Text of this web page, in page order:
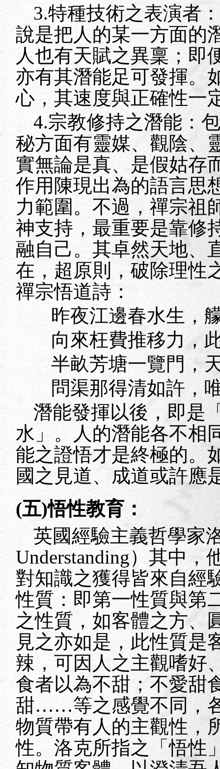
3.特種技術之表演者
說是把人的某一方面的
人也有天賦之異稟；即
亦有其潛能足可發揮。
心，其速度與正確性一
4.宗教修持之潛能：
秘方面有靈媒、觀陰、
實無論是真、是假姑存
作用陳現出為的語言思
力範圍。不過，禪宗祖
神支持，最重要是靠修
融自己。其卓然天地、
在，超原則，破除理性
禪宗悟道詩：
昨夜江邊春水生，
向來枉費推移力，
半畝芳塘一覽門，
問渠那得清如許，
潛能發揮以後，即是
水」。人的潛能各不相
能之證悟才是終極的。
國之見道、成道或許應
(五)悟性教育：
英國經驗主義哲學家
Understanding）其中，
對知識之獲得皆來自經
性質：即第一性質與第
之性質，如客體之方、
見之亦如是，此性質是
辣，可因人之主觀嗜好
食者以為不甜；不愛甜
甜……等之感覺不同，
物質帶有人的主觀性，
性。洛克所指之「悟性